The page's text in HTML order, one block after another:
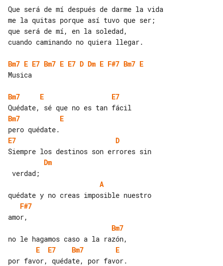
Que será de mí después de darme la vida
me la quitas porque así tuvo que ser;
que será de mí, en la soledad,
cuando caminando no quiera llegar.
Bm7 E E7 Bm7 E E7 D Dm E F#7 Bm7 E
Musica
Bm7 E
E7
Bm7
E
E7
D
Dm
A
F#7
Bm7
E
E7 Bm7
E
por favor, quédate, por favor.